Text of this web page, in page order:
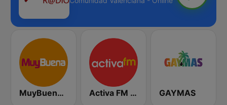
MuyBuena - Alicante Activa FM - Alicante GAYMAS